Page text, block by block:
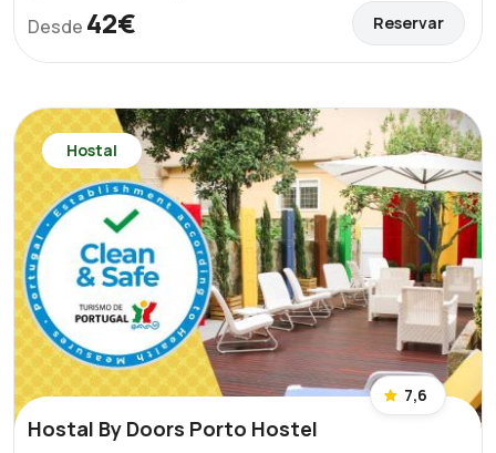
Desde 42€ Reservar
Hostal
7,6
Hostal By Doors Porto Hostel